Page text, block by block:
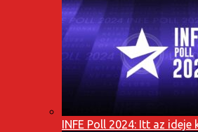
INFE Poll 2024: Itt az